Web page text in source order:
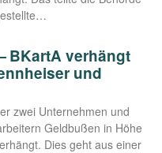
BKartA verhängt
und
zwei Unter­neh­men und
Geld­bu­ßen in Höhe
Dies geht aus einer